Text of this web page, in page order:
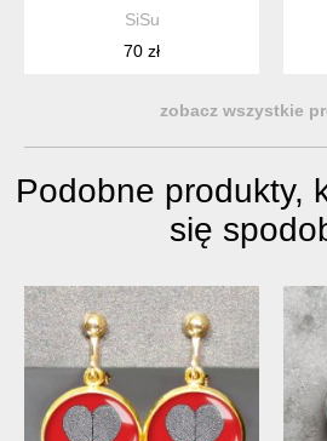
SiSu
70 zł
zobacz wszystkie
Podobne produkty,
się